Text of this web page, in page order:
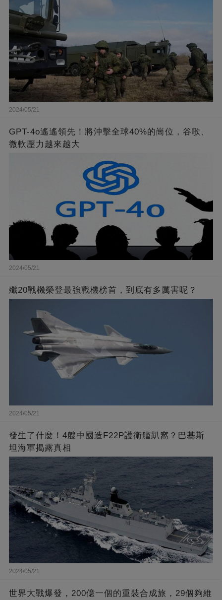
2024/05/21
GPT-4o遙遙領先！將沖擊全球40%的崗位，谷歌、
微軟壓力越來越大
2024/05/21
殲20戰機榮登最強戰機榜首，到底有多厲害呢？
2024/05/21
發生了什麼！4艘中國造F22P護衛艦趴窩？巴基斯
坦海軍揭露真相
2024/05/21
世界大戰爆發，200億一個的重裝合成旅，29個夠維